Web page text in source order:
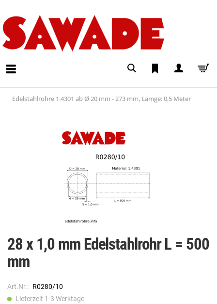
Edelstahlrohre 1.4301 ab Ø 20 mm - 273 mm, Lämge: 0,5 Meter
28 x 1,0 mm Edelstahlrohr L = 500
mm
Art.Nr.: R0280/10
Lieferzeit 1-3 Werktage